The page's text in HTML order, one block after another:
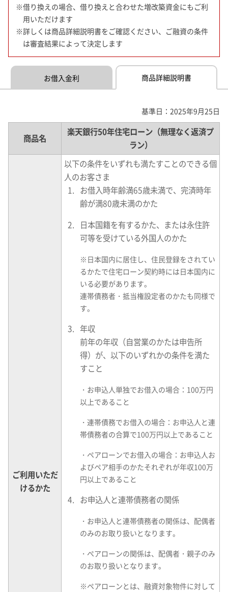
※借り換えの場合、借り換えと合わせた増改築資金にもご利
用いただけます
※詳しくは商品詳細説明書をご確認ください、ご融資の条件
は審査結果によって決定します
お借入金利 商品詳細説明書
基準日：2025年9月25日
商品名
楽天銀行50年住宅ローン（無理なく返済プ
ラン）
ご利用いただ
けるかた
以下の条件をいずれも満たすことのできる個
人のお客さま
お借入時年齢満65歳未満で、完済時年
齢が満80歳未満のかた
日本国籍を有するかた、または永住許
可等を受けている外国人のかた
※ 日本国内に居住し、住民登録をされてい
るかたで住宅ローン契約時には日本国内に
いる必要があります。
連帯債務者・抵当権設定者のかたも同様で
す。
年収
前年の年収（自営業のかたは申告所
得）が、以下のいずれかの条件を満た
すこと
・ お申込人単独でお借入の場合：100万円
以上であること
・ 連帯債務でお借入の場合：お申込人と連
帯債務者の合算で100万円以上であること
・ ペアローンでお借入の場合：お申込人お
よびペア相手のかたそれぞれが年収100万
円以上であること
お申込人と連帯債務者の関係
・ お申込人と連帯債務者の関係は、配偶者
のみのお取り扱いとなります。
・ ぺアローンの関係は、配偶者・親子のみ
のお取り扱いとなります。
※ペアローンとは、融資対象物件に対して